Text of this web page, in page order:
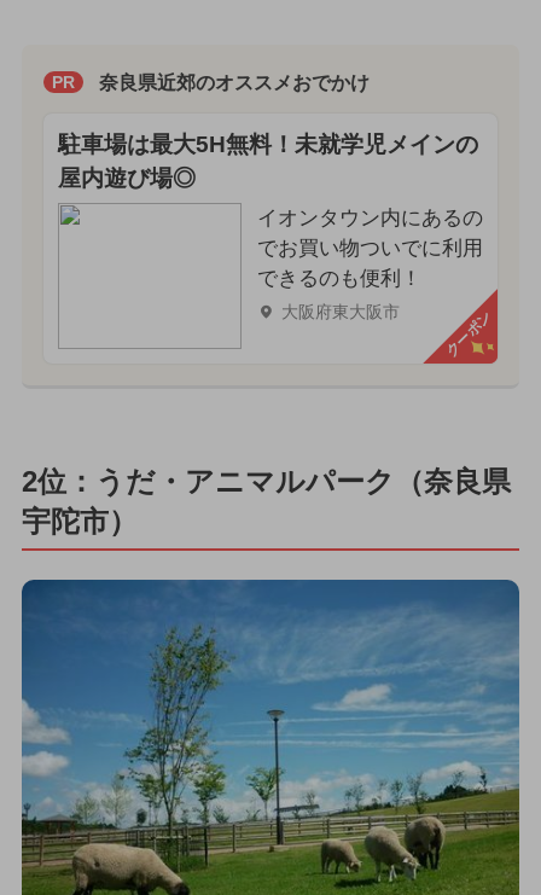
PR 奈良県近郊のオススメおでかけ
駐車場は最大5H無料！未就学児メインの
屋内遊び場◎
イオンタウン内にあるの
でお買い物ついでに利用
できるのも便利！
大阪府東大阪市 クーポン
2位：うだ・アニマルパーク（奈良県
宇陀市）